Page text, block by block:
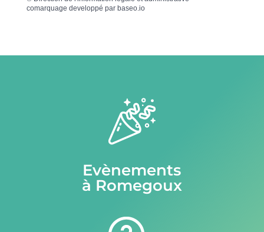
comarquage developpé par baseo.io
Evènements
à Romegoux